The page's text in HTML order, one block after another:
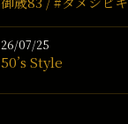
26/07/25
50’s Style